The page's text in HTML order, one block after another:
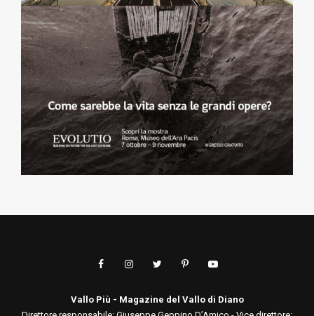
Vallo Più - Magazine del Vallo di Diano